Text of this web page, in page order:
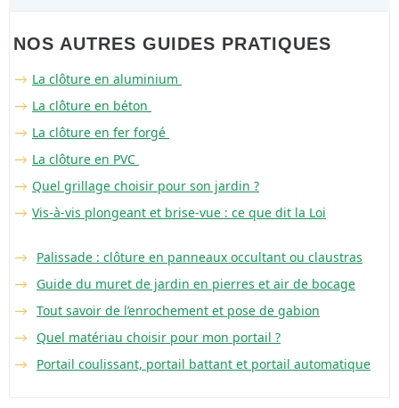
NOS AUTRES GUIDES PRATIQUES
La clôture en aluminium
La clôture en béton
La clôture en fer forgé
La clôture en PVC
Quel grillage choisir pour son jardin ?
Vis-à-vis plongeant et brise-vue : ce que dit la Loi
Palissade : clôture en panneaux occultant ou claustras
Guide du muret de jardin en pierres et air de bocage
Tout savoir de l’enrochement et pose de gabion
Quel matériau choisir pour mon portail ?
Portail coulissant, portail battant et portail automatique